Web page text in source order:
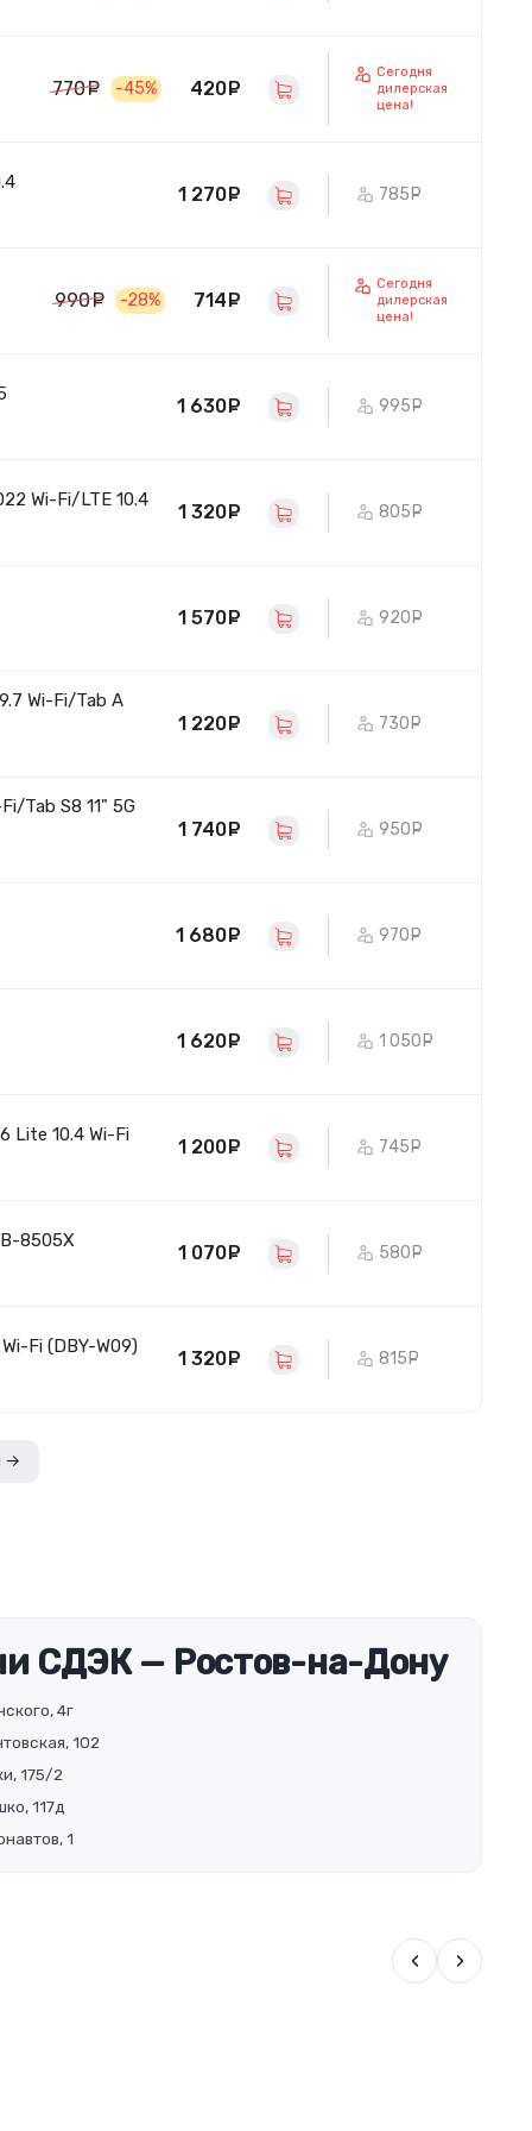
770 руб.
-45% 420 руб.
Сегодня
дилерская
цена!
1 270 руб. 785
990 руб.
-28% 714 руб.
Сегодня
дилерская
цена!
1 630 руб. 995
Wi-Fi/LTE 10.4
1 320 руб. 805
1 570 руб. 920
Wi-Fi/Tab A
1 220 руб. 730
Tab S8 11" 5G
1 740 руб. 950
1 680 руб. 970
1 620 руб. 1 050
Lite 10.4 Wi-Fi
1 200 руб. 745
8505X
1 070 руб. 580
Fi (DBY-W09)
1 320 руб. 815
→
СДЭК — Ростов-на-Дону
4г
102
175/2
117д
1
‹ ›